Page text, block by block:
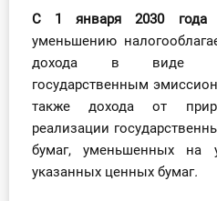
С 1 января 2030 года
уменьшению
дохода в виде
государственным
также дохода от
реализации
бумаг, уменьшенных на
указанных ценных бумаг.